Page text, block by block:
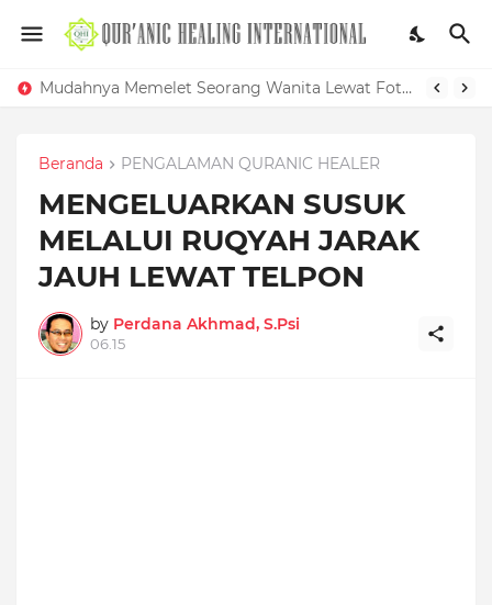
Mudahnya Memelet Seorang Wanita Lewat Foto di Facebook
Beranda PENGALAMAN QURANIC HEALER
MENGELUARKAN SUSUK
MELALUI RUQYAH JARAK
JAUH LEWAT TELPON
by Perdana Akhmad, S.Psi
06.15